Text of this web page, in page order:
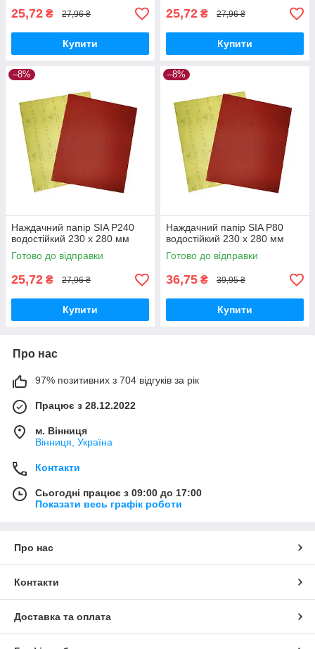
25,72 ₴ 27,96 ₴
Купити
25,72 ₴ 27,96 ₴
Купити
–8%
Наждачний папір SIA P240
водостійкий 230 х 280 мм
Готово до відправки
25,72 ₴ 27,96 ₴
Купити
–8%
Наждачний папір SIA P80
водостійкий 230 х 280 мм
Готово до відправки
36,75 ₴ 39,95 ₴
Купити
Про нас
97% позитивних з 704 відгуків за рік
Працює з 28.12.2022
м. Вінниця
Вінниця, Україна
Контакти
Сьогодні працює з 09:00 до 17:00
Показати весь графік роботи
Про нас
Контакти
Доставка та оплата